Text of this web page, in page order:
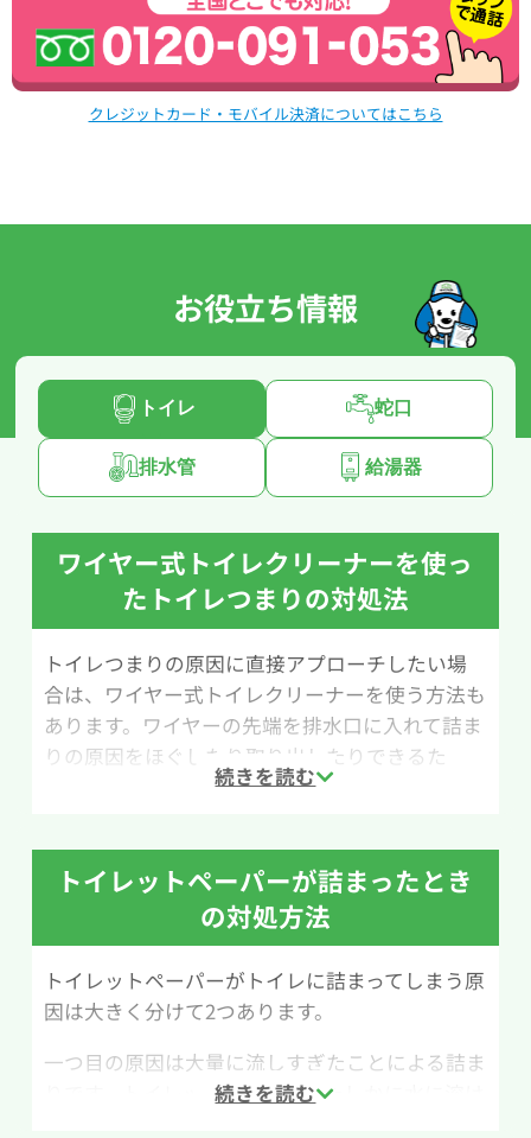
クレジットカード・モバイル決済についてはこちら
お役立ち情報
トイレ 蛇口
排水管 給湯器
ワイヤー式トイレクリーナーを使っ
たトイレつまりの対処法
トイレつまりの原因に直接アプローチしたい場
合は、ワイヤー式トイレクリーナーを使う方法も
あります。ワイヤーの先端を排水口に入れて詰ま
りの原因をほぐしたり取り出したりできるた
め、ラバーカップ（すっぽん）で改善しない場合
やネットショップでも比較的手軽に購入できま
す。
ただし、ワイヤー式トイレクリーナーは本来排水
慣れていないと使い方が難しいと感じる場合もあ
ります。無理に押し込んだり強くこすったりする
と、排水管や便器を傷つける恐れがあるため慎重
に作業を行いましょう。
トイレットペーパーが詰まったとき
の対処方法
トイレットペーパーがトイレに詰まってしまう原
因は大きく分けて2つあります。
一つ目の原因は大量に流しすぎたことによる詰ま
りです。トイレットペーパーはたしかに水に溶け